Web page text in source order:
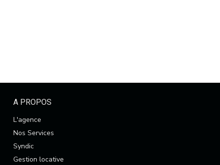
A PROPOS
L'agence
Nos Services
Syndic
Gestion locative